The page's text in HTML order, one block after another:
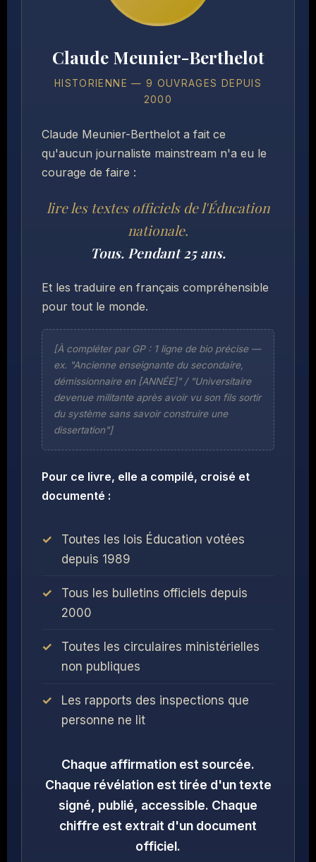
Claude Meunier-Berthelot
HISTORIENNE — 9 OUVRAGES DEPUIS
2000
Claude Meunier-Berthelot a fait ce
qu'aucun journaliste mainstream n'a eu le
courage de faire :
lire les textes officiels de l'Éducation
nationale.
Tous. Pendant 25 ans.
Et les traduire en français compréhensible
pour tout le monde.
[À compléter par GP : 1 ligne de bio précise —
ex. "Ancienne enseignante du secondaire,
démissionnaire en [ANNÉE]" / "Universitaire
devenue militante après avoir vu son fils sortir
du système sans savoir construire une
dissertation"]
Pour ce livre, elle a compilé, croisé et
documenté :
Toutes les lois Éducation votées
depuis 1989
Tous les bulletins officiels depuis
2000
Toutes les circulaires ministérielles
non publiques
Les rapports des inspections que
personne ne lit
Chaque affirmation est sourcée.
Chaque révélation est tirée d'un texte
signé, publié, accessible. Chaque
chiffre est extrait d'un document
officiel.